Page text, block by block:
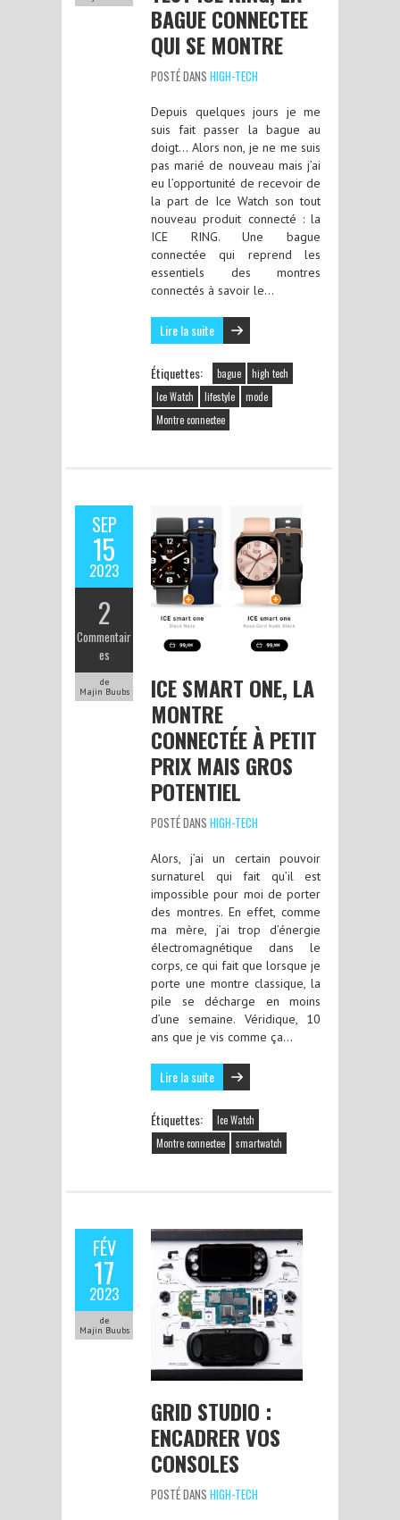
BAGUE CONNECTEE
QUI SE MONTRE
POSTÉ DANS HIGH-TECH
Depuis quelques jours je me
suis fait passer la bague au
doigt… Alors non, je ne me suis
pas marié de nouveau mais j’ai
eu l’opportunité de recevoir de
la part de Ice Watch son tout
nouveau produit connecté : la
ICE RING. Une bague
connectée qui reprend les
essentiels des montres
connectés à savoir le…
Lire la suite
Étiquettes: bague
high tech
Ice Watch
lifestyle
mode
Montre connectee
SEP
15
2023
2
Commentair
es
de
Majin Buubs
ICE SMART ONE, LA
MONTRE
CONNECTÉE À PETIT
PRIX MAIS GROS
POTENTIEL
POSTÉ DANS HIGH-TECH
Alors, j’ai un certain pouvoir
surnaturel qui fait qu’il est
impossible pour moi de porter
des montres. En effet, comme
ma mère, j’ai trop d’énergie
électromagnétique dans le
corps, ce qui fait que lorsque je
porte une montre classique, la
pile se décharge en moins
d’une semaine. Véridique, 10
ans que je vis comme ça…
Lire la suite
Étiquettes:
Ice Watch
Montre connectee
smartwatch
FÉV
17
2023
de
Majin Buubs
GRID STUDIO :
ENCADRER VOS
CONSOLES
POSTÉ DANS HIGH-TECH